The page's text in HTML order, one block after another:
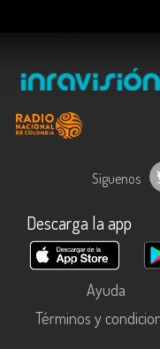
Síguenos
Descarga la app
Ayuda
Términos y